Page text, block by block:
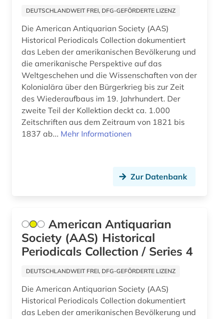
stadtforschung (1)
stadtplanung (1)
statistik (2)
städtebau (1)
südafrika (1)
südamerika (1)
südostasien (3)
technik (1)
textsammlung (1)
therapie (1)
thesaurus (1)
thüringen (1)
tibeter (1)
DEUTSCHLANDWEIT FREI, DFG-GEFÖRDERTE LIZENZ
Die American Antiquarian Society (AAS)
Historical Periodicals Collection dokumentiert
das Leben der amerikanischen Bevölkerung und
die amerikanische Perspektive auf das
Weltgeschehen und die Wissenschaften von der
Kolonialära über den Bürgerkrieg bis zur Zeit
des Wiederaufbaus im 19. Jahrhundert. Der
zweite Teil der Kollektion deckt ca. 1.000
Zeitschriften aus dem Zeitraum von 1821 bis
1837 ab... Mehr Informationen
Zur Datenbank
American Antiquarian
Society (AAS) Historical
Periodicals Collection / Series 4
DEUTSCHLANDWEIT FREI, DFG-GEFÖRDERTE LIZENZ
Die American Antiquarian Society (AAS)
Historical Periodicals Collection dokumentiert
das Leben der amerikanischen Bevölkerung und